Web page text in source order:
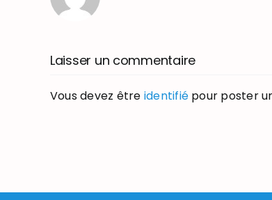
Laisser un commentaire
Vous devez être identifié pour poster